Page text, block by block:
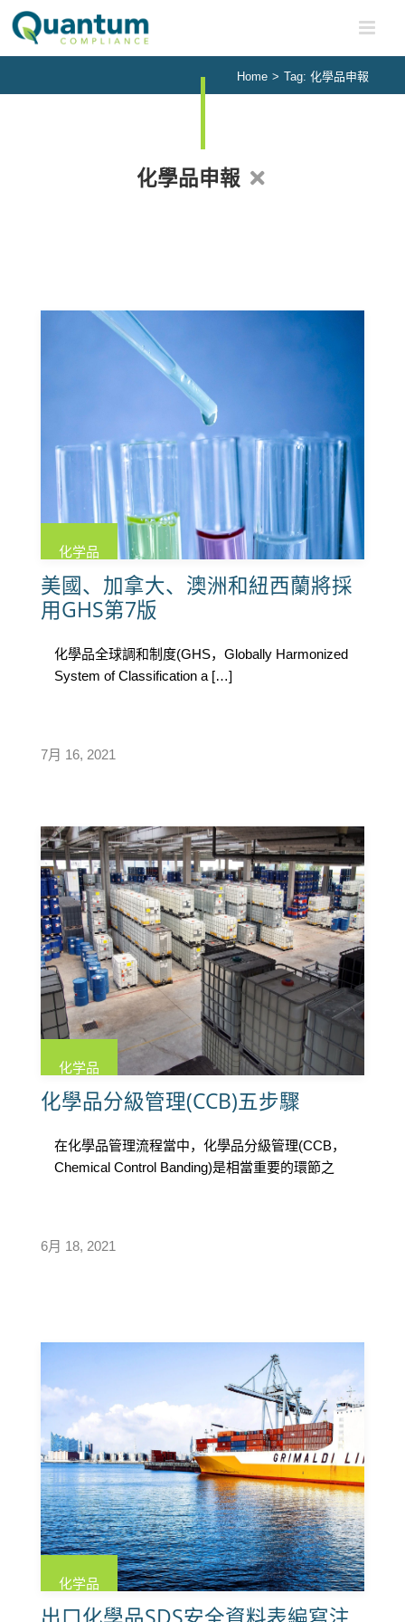
Skip
content
Home > Tag: 化學品申報
化學品申報
化学品
美國、加拿大、澳洲和紐西蘭將採
用GHS第7版
7月 16, 2021
化學品全球調和制度(GHS，Globally Harmonized
System of Classification a […]
化学品
化學品分級管理(CCB)五步驟
6月 18, 2021
在化學品管理流程當中，化學品分級管理(CCB，
Chemical Control Banding)是相當重要的環節之
化学品